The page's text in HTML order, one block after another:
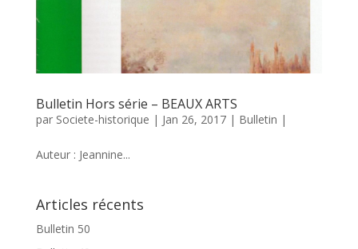
Bulletin Hors série – BEAUX ARTS
par Societe-historique | Jan 26, 2017| Bulletin |
Auteur : Jeannine...
Articles récents
Bulletin 50